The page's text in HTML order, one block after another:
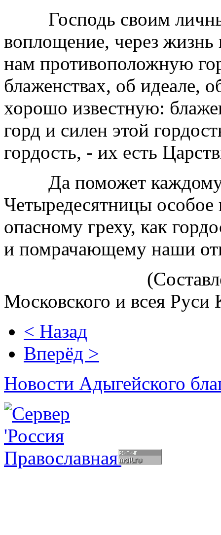
Господь своим
воплощение, через
нам противоположную
блаженствах, об идеале,
хорошо известную:
горд и силен этой
гордость, - их есть
Да поможет каждому
Четыредесятницы особое
опасному греху, как
и помрачающему наши
(Составлено по
Московского и всея Руси
< Назад
Вперёд >
Новости Адыгейского